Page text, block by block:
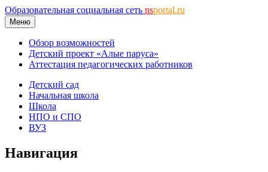
Образовательная социальная сеть nsportal.ru
Меню
Обзор возможностей
Детский проект «Алые паруса»
Аттестация педагогических работников
Детский сад
Начальная школа
Школа
НПО и СПО
ВУЗ
Навигация